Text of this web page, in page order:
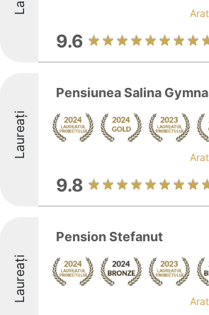
9.6
Laureați
Pensiunea Salina
9.8
Laureați
Pension Stefanut